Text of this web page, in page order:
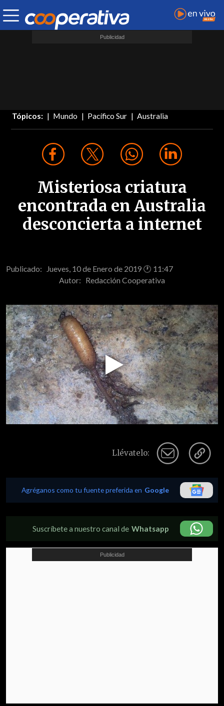
Tópicos: Mundo Pacífico Sur Australia
Misteriosa criatura
encontrada en Australia
desconcierta a internet
Publicado: Jueves, 10 de Enero de 2019 🕐 11:47
Autor: Redacción Cooperativa
Play
Video
Llévatelo:
Agréganos como tu fuente preferida en Google
Suscríbete a nuestro canal de Whatsapp